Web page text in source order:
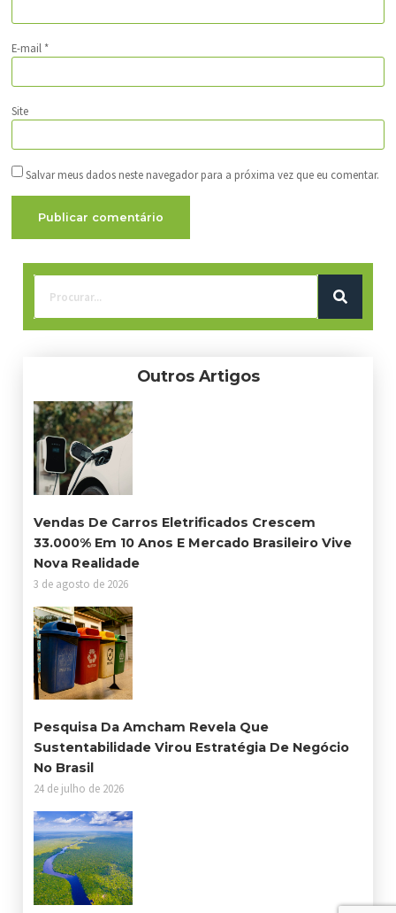
Outros Artigos
Vendas De Carros Eletrificados Crescem
33.000% Em 10 Anos E Mercado Brasileiro Vive
Nova Realidade
3 de agosto de 2026
Pesquisa Da Amcham Revela Que
Sustentabilidade Virou Estratégia De Negócio
No Brasil
24 de julho de 2026
E-mail *
Site
Salvar meus dados neste navegador para a próxima vez que eu comentar.